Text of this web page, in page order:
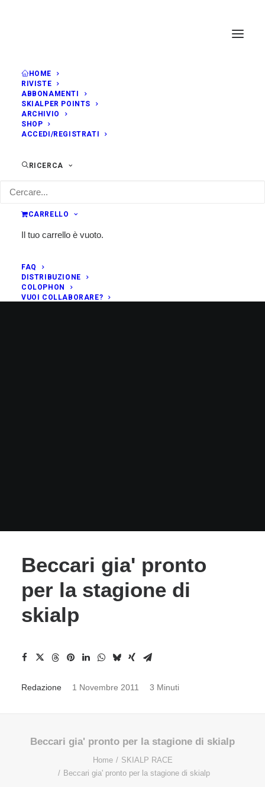
HOME
RIVISTE
ABBONAMENTI
SKIALPER POINTS
ARCHIVIO
SHOP
ACCEDI/REGISTRATI
RICERCA
CARRELLO
Il tuo carrello è vuoto.
FAQ
DISTRIBUZIONE
COLOPHON
VUOI COLLABORARE?
Beccari gia' pronto
per la stagione di
skialp
Redazione 1 Novembre 2011 3 Minuti
Beccari gia' pronto per la stagione di skialp
Home
SKIALP RACE
Beccari gia' pronto per la stagione di skialp